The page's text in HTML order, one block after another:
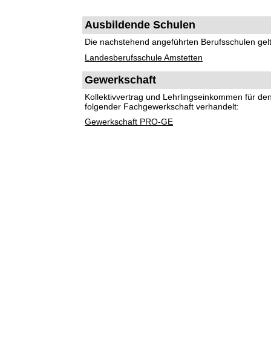
Ausbildende Schulen
Die nachstehend angeführten Berufsschulen
Landesberufsschule Amstetten
Gewerkschaft
Kollektivvertrag und Lehrlingseinkommen für
folgender Fachgewerkschaft verhandelt:
Gewerkschaft PRO-GE